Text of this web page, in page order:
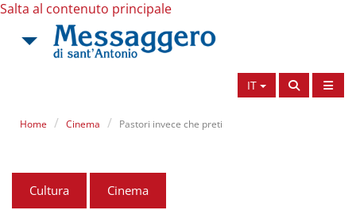
Salta al contenuto principale
IT
Home Cinema Pastori invece che preti
Cultura Cinema